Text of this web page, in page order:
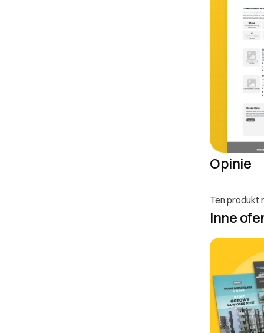
rozpoczęciu
III. Gwarancja
Każde zlecenie
zgłosić
Reklamacje
Poprawki
DOWIEDZ SIĘ
Opinie
Ten produkt
Inne